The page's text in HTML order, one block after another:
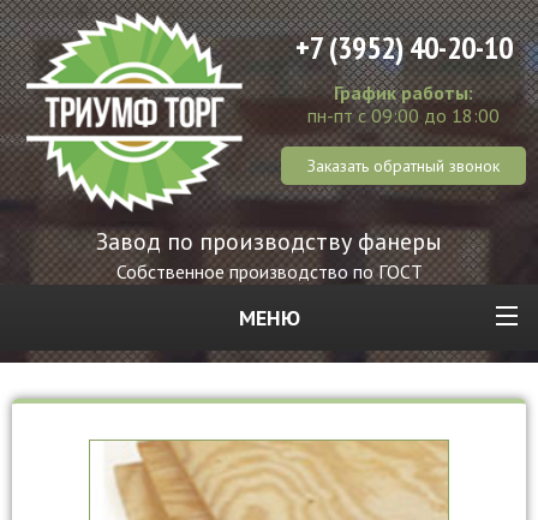
+7 (3952) 40-20-10
График работы:
пн-пт с 09:00 до 18:00
Заказать обратный звонок
Завод по производству фанеры
Собственное производство по ГОСТ
МЕНЮ
ФАНЕРА
ПИЛОМАТЕРИАЛЫ